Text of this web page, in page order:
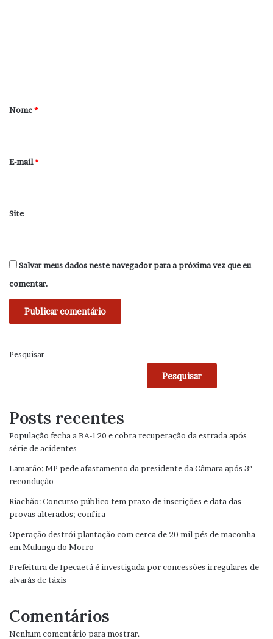
r
*
Nome*
E-mail*
Site
Salvar meus dados neste navegador para a próxima vez que eu
comentar.
Pesquisar
Pesquisar
Posts recentes
População fecha a BA-120 e cobra recuperação da estrada após
série de acidentes
Lamarão: MP pede afastamento da presidente da Câmara após 3ª
recondução
Riachão: Concurso público tem prazo de inscrições e data das
provas alterados; confira
Operação destrói plantação com cerca de 20 mil pés de maconha
em Mulungu do Morro
Prefeitura de Ipecaetá é investigada por concessões irregulares de
alvarás de táxis
Comentários
Nenhum comentário para mostrar.